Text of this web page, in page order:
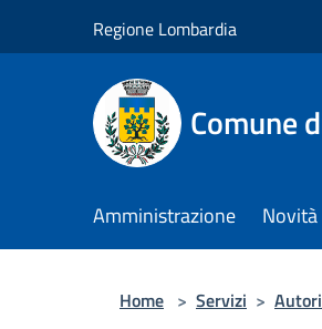
Regione Lombardia
Comune
Amministrazione Novità
Home > Servizi >